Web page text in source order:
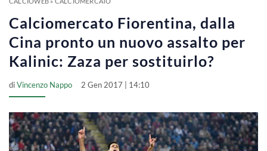
Calciomercato Fiorentina, dalla
Cina pronto un nuovo assalto per
Kalinic: Zaza per sostituirlo?
diVincenzo Nappo 2 Gen 2017 | 14:10